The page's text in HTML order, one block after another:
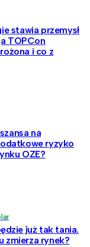
stawia przemysł
TOPCon
i co z
na
ryzyko
OZE?
już tak tania.
zmierza rynek?